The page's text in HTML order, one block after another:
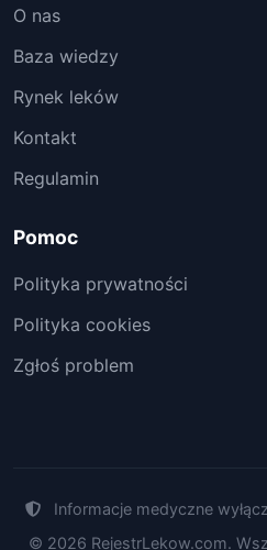
O nas
Baza wiedzy
Rynek leków
Kontakt
Regulamin
Pomoc
Polityka prywatności
Polityka cookies
Zgłoś problem
Informacje medyczne
© 2026 RejestrLekow.com.